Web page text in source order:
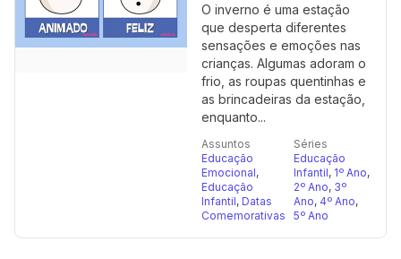
O inverno é uma estação
que desperta diferentes
sensações e emoções nas
crianças. Algumas adoram o
frio, as roupas quentinhas e
as brincadeiras da estação,
enquanto...
Assuntos
Educação
Emocional,
Educação
Infantil, Datas
Comemorativas
Séries
Educação
Infantil, 1º Ano,
2º Ano, 3º
Ano, 4º Ano,
5º Ano